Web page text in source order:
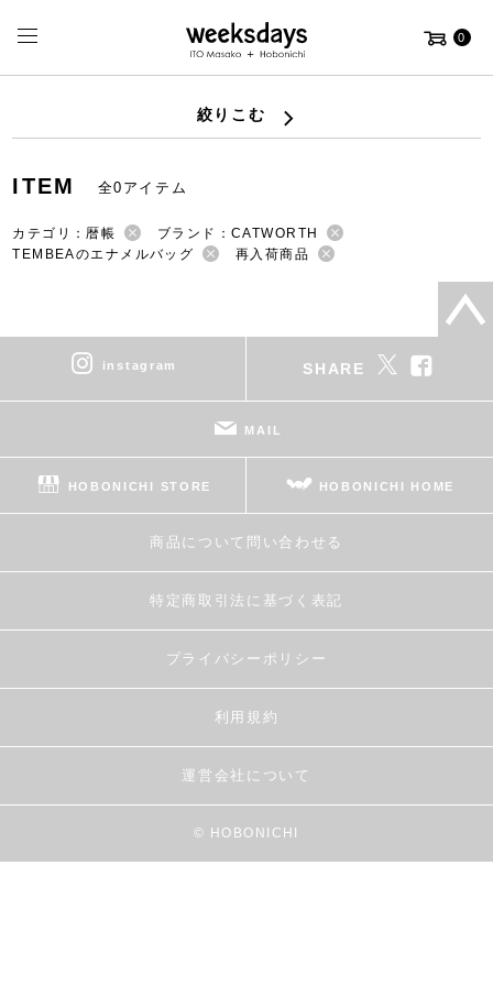
0
絞りこむ
ITEM 全0アイテム
カテゴリ：暦帳
ブランド：CATWORTH
TEMBEAのエナメルバッグ
再入荷商品
instagram SHARE
MAIL
HOBONICHI STORE HOBONICHI HOME
商品について問い合わせる
特定商取引法に基づく表記
プライバシーポリシー
利用規約
運営会社について
© HOBONICHI